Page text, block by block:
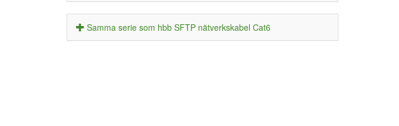
Samma serie som hbb SFTP nätverkskabel Cat6